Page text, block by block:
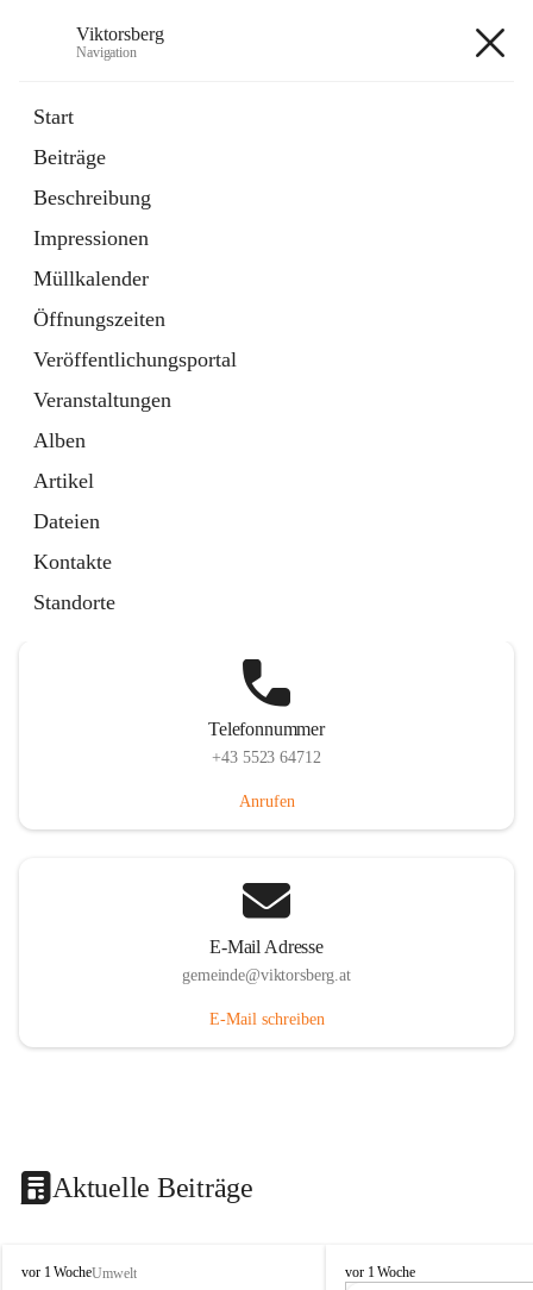
Viktorsberg
Navigation
Start
Beiträge
Beschreibung
Impressionen
Müllkalender
Öffnungszeiten
Veröffentlichungsportal
Veranstaltungen
Alben
Artikel
Dateien
Kontakte
Standorte
1 Schnellzugriff
Bürgerservice
10 Schnellzugriffe
Telefonnummer
+43 5523 64712
Anrufen
E-Mail Adresse
gemeinde@viktorsberg.at
E-Mail schreiben
Aktuelle Beiträge
V
vor 1 WocheUmwelt
V
vor 1 Woche